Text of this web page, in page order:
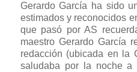
Gerardo García ha sido
estimados y reconocidos
que pasó por AS
maestro Gerardo García
redacción (ubicada en la
saludaba por la noche a